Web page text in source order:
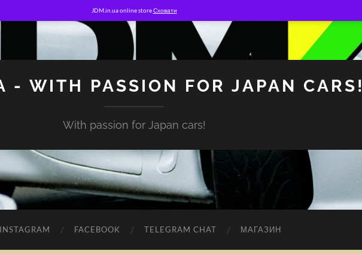
JDM.in.ua online storeСховати
- WITH PASSION FOR JAPAN CARS!
With passion for Japan cars!
INSTAGRAM FACEBOOK TELEGRAM CHAT МАГАЗИН